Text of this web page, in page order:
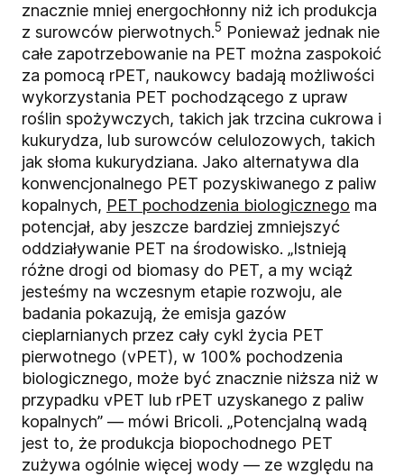
znacznie mniej energochłonny niż ich produkcja
z surowców pierwotnych.5 Ponieważ jednak nie
całe zapotrzebowanie na PET można zaspokoić
za pomocą rPET, naukowcy badają możliwości
wykorzystania PET pochodzącego z upraw
roślin spożywczych, takich jak trzcina cukrowa i
kukurydza, lub surowców celulozowych, takich
jak słoma kukurydziana. Jako alternatywa dla
konwencjonalnego PET pozyskiwanego z paliw
kopalnych, PET pochodzenia biologicznego ma
potencjał, aby jeszcze bardziej zmniejszyć
oddziaływanie PET na środowisko. „Istnieją
różne drogi od biomasy do PET, a my wciąż
jesteśmy na wczesnym etapie rozwoju, ale
badania pokazują, że emisja gazów
cieplarnianych przez cały cykl życia PET
pierwotnego (vPET), w 100% pochodzenia
biologicznego, może być znacznie niższa niż w
przypadku vPET lub rPET uzyskanego z paliw
kopalnych” — mówi Bricoli. „Potencjalną wadą
jest to, że produkcja biopochodnego PET
zużywa ogólnie więcej wody — ze względu na